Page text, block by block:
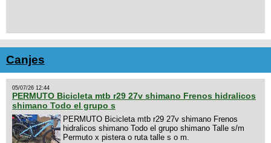
Canjes
05/07/26 12:44
PERMUTO Bicicleta mtb r29 27v shimano Frenos hidralicos
shimano Todo el grupo s
PERMUTO Bicicleta mtb r29 27v shimano Frenos
hidralicos shimano Todo el grupo shimano Talle s/m
Permuto x pistera o ruta talle s o m.